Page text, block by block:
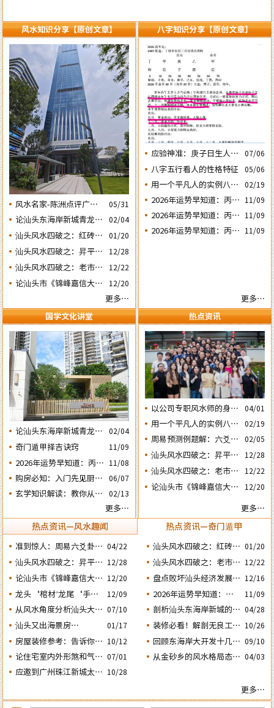
风水知识分享【原创文章】
风水名家-陈洲点评广州
广交会芭洲交易中心大楼
的风水态势
05/31
论汕头东海岸新城青龙白
虎砂和明堂案山的风水态
势
02/04
汕头风水四破之：红砖楼
被拆除破坏了乌桥岛龟地
风水格局
01/20
汕头风水四破之：昇平路
骑楼拆毁破坏了蜘蛛网的
风水局
12/28
汕头风水四破之：老市政
府楼反向改造破坏了水局
风水。
12/22
论汕头市《锦峰嘉信大
与风水态势的关系
12/20
更多…
八字知识分享【原创文章】
应验神准：庚子日生人丙
午流年运势判断的应验结
果
07/06
八字五行看人的性格特征 05/06
用一个平凡人的实例八字
论断2026马年的流年运势
02/19
2026年运势早知道：丙午
年运势不好的4个出生日
期之四‘庚子’ 日
11/09
2026年运势早知道：丙午
年运势不好的4个出生日
期之三‘丙子’ 日
11/09
2026年运势早知道：丙午 11/09
更多…
国学文化讲堂
论汕头东海岸新城青龙白
虎砂和明堂案山的风水态
势
02/04
奇门遁甲择吉诀窍 11/09
2026年运势早知道：丙午
年运势不好的4个日期出
生人之一‘戊子’ 日
11/08
购房必知：入门先见厨房
餐厅的户型隐藏着那些弊
害？
06/07
玄学知识解读：教你从袁
正确看八字命局
02/13
更多…
热点资讯
以公司专职风水师的身份
应邀出席《星橙网络科技
公司》成立5周年庆典
04/01
用一个平凡人的实例八字
论断2026马年的流年运势
02/19
周易预测例题解：六爻占
卜2026年流年运势卦象分
析
02/05
汕头风水四破之：昇平路
骑楼拆毁破坏了蜘蛛网的
风水局
12/28
汕头风水四破之：老市政
府楼反向改造破坏了水局
风水。
12/22
论汕头市《锦峰嘉信大
12/20
更多…
热点资讯—风水趣闻 热点资讯—奇门遁甲
准到惊人：周易六爻卦占
运经典案例分享
04/22
汕头风水四破之：红砖楼
被拆除破坏了乌桥岛龟地
风水格局
01/20
汕头风水四破之：昇平路
骑楼拆毁破坏了蜘蛛网的
风水局
12/28
汕头风水四破之：老市政
府楼反向改造破坏了水局
风水。
12/22
论汕头市《锦峰嘉信大
厦》这栋“烂尾王”楼盘
与风水态势的关系
12/20
盘点败坏汕头经济发展的
四次处人为风水破局
12/16
龙头‘棺材’龙尾‘手
铐’汕头这两栋建筑物是
否隐藏着风水造局的悬
念？
12/09
2026年运势早知道：丙
午年运势不好的4个出生
日期之四‘庚子’ 日
11/09
从风水角度分析汕头大港
河产城融合示范区何时能
兴旺？
07/10
剖析汕头东海岸新城的风
水大局态势为购房者提供
更好的建议
04/28
汕头又出海景房​​​​​笋盘！很
多人都在问：腾瑞滨海湾
楼盘的风水态势怎么样？
01/17
装修必看！解剖无良工匠
是怎样使用魔咒在人家房
屋中“放蛊” 害人的？
10/26
房屋装修参考：告诉你房
子装修时鲁班法的催财催
官催文昌方法
10/12
回顾东海岸大开发十几
年：再看看有那些楼盘的
风水格局会比较好？
09/10
论住宅室内外形煞和气煞
的危害及可化与不可化的
区别
07/01
从金砂乡的风水格局态势 04/03
应邀到广州珠江新城太平 10/28
更多…